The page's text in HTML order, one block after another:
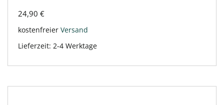
24,90 €
kostenfreier Versand
Lieferzeit: 2-4 Werktage